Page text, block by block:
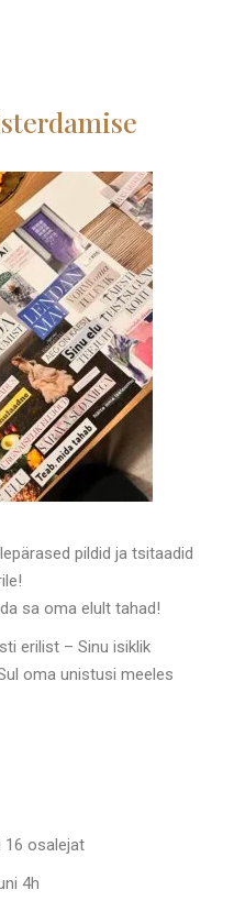
pildid ja tsitaadid
sa oma elult tahad!
erilist – Sinu isiklik
oma unistusi meeles
16 osalejat
4h